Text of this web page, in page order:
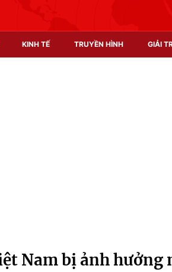
KINH TẾ TRUYỀN HÌNH GIẢI
Nam bị ảnh hưởng